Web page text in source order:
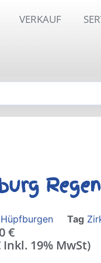
VERKAUF
Hüpfburgen Tag
€
Inkl. 19% MwSt)